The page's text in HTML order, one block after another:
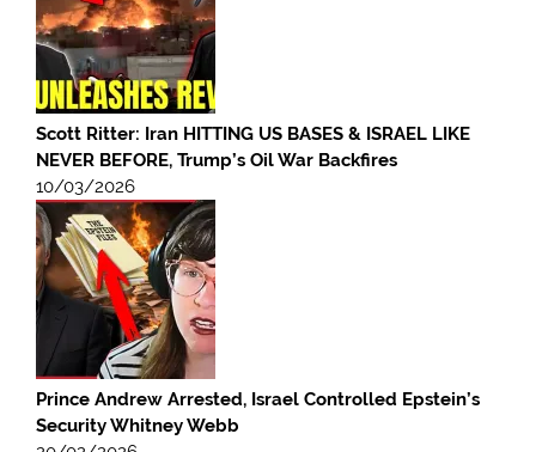
Scott Ritter: Iran HITTING US BASES & ISRAEL LIKE
NEVER BEFORE, Trump’s Oil War Backfires
10/03/2026
Prince Andrew Arrested, Israel Controlled Epstein’s
Security Whitney Webb